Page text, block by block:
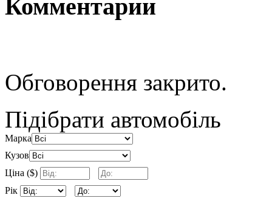
Комментарии
Обговорення закрито.
Підібрати автомобіль
Марка
Кузов
Ціна ($)
Рік